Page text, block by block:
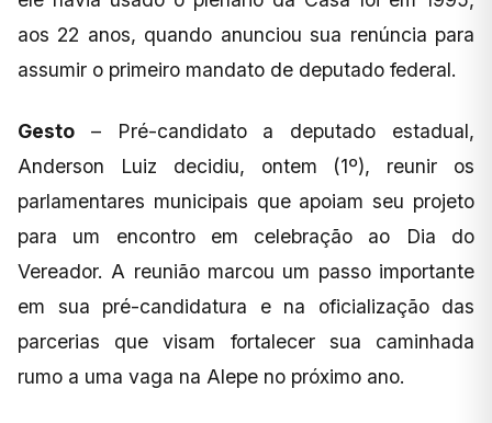
aos 22 anos, quando anunciou sua renúncia para
assumir o primeiro mandato de deputado federal.
Gesto – Pré-candidato a deputado estadual,
Anderson Luiz decidiu, ontem (1º), reunir os
parlamentares municipais que apoiam seu projeto
para um encontro em celebração ao Dia do
Vereador. A reunião marcou um passo importante
em sua pré-candidatura e na oficialização das
parcerias que visam fortalecer sua caminhada
rumo a uma vaga na Alepe no próximo ano.